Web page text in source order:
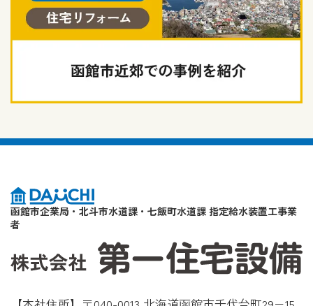
函館市企業局・北斗市水道課・七飯町水道課 指定給水装置工事業
者